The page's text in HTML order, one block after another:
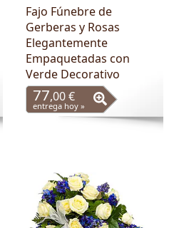
Fajo Fúnebre de
Gerberas y Rosas
Elegantemente
Empaquetadas con
Verde Decorativo
77,00 €
entrega hoy »